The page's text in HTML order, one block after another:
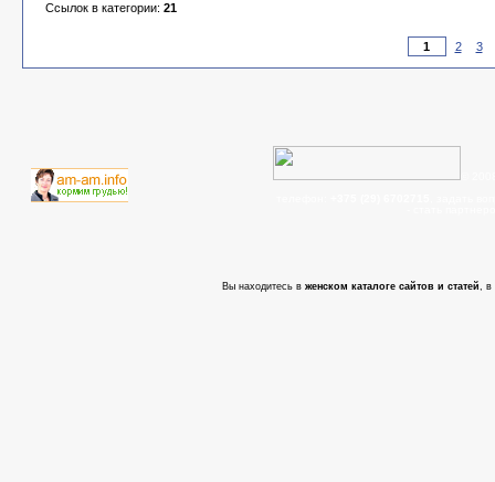
Ссылок в категории: 21
2 3
Вы находитесь в женском каталоге сайтов и статей, в